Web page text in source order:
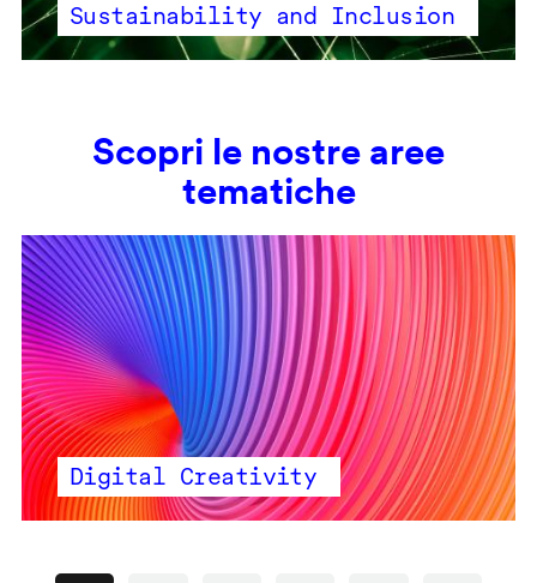
Sustainability and Inclusion
Scopri le nostre aree
tematiche
Digital Creativity